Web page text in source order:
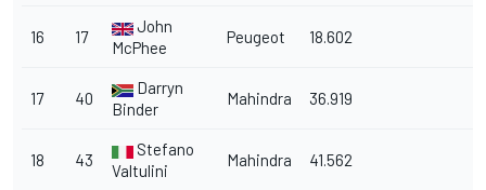
16 17
John
McPhee
Peugeot 18.602
17 40
Darryn
Binder
Mahindra 36.919
18 43
Stefano
Valtulini
Mahindra 41.562